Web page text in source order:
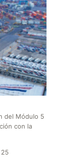
del Módulo 5
con la